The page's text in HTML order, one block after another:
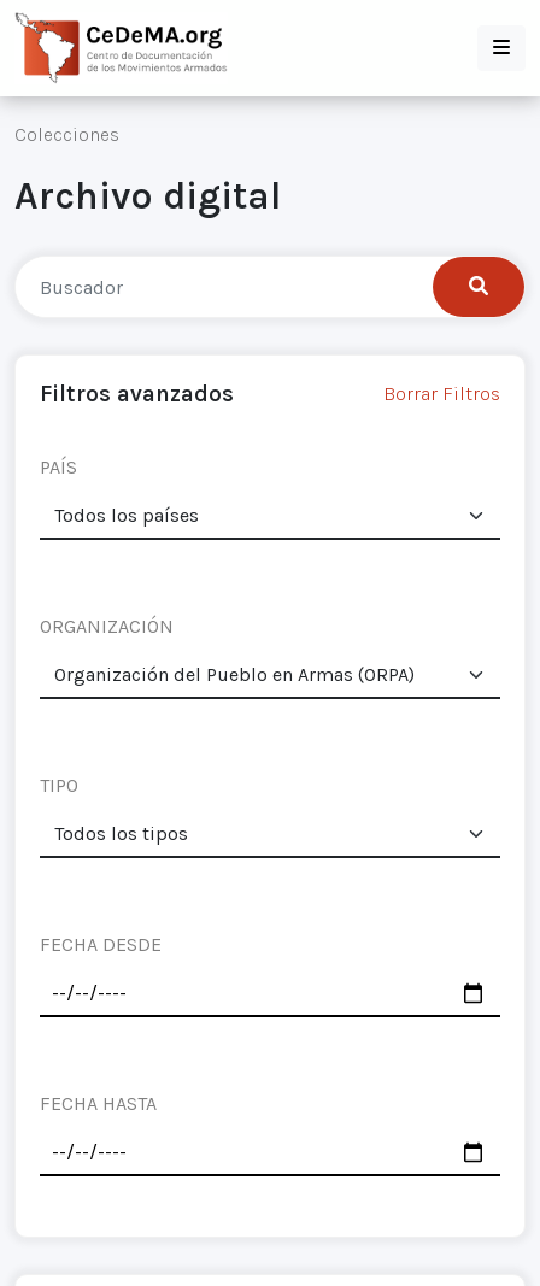
Colecciones
Archivo digital
Filtros avanzados Borrar Filtros
PAÍS
ORGANIZACIÓN
TIPO
FECHA DESDE
FECHA HASTA